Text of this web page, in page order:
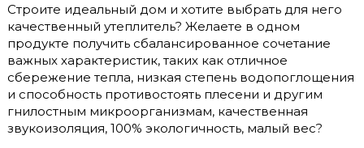
Строите идеальный дом и хотите выбрать для него
качественный утеплитель? Желаете в одном
продукте получить сбалансированное сочетание
важных характеристик, таких как отличное
сбережение тепла, низкая степень водопоглощения
и способность противостоять плесени и другим
гнилостным микроорганизмам, качественная
звукоизоляция, 100% экологичность, малый вес?